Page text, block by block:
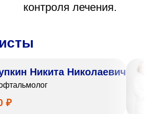
контроля лечения.
Никита Николаевич
₽